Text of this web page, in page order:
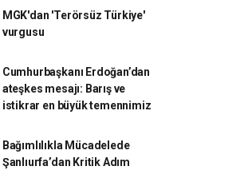
MGK'dan 'Terörsüz Türkiye'
vurgusu
Cumhurbaşkanı Erdoğan’dan
ateşkes mesajı: Barış ve
istikrar en büyük temennimiz
Bağımlılıkla Mücadelede
Şanlıurfa’dan Kritik Adım